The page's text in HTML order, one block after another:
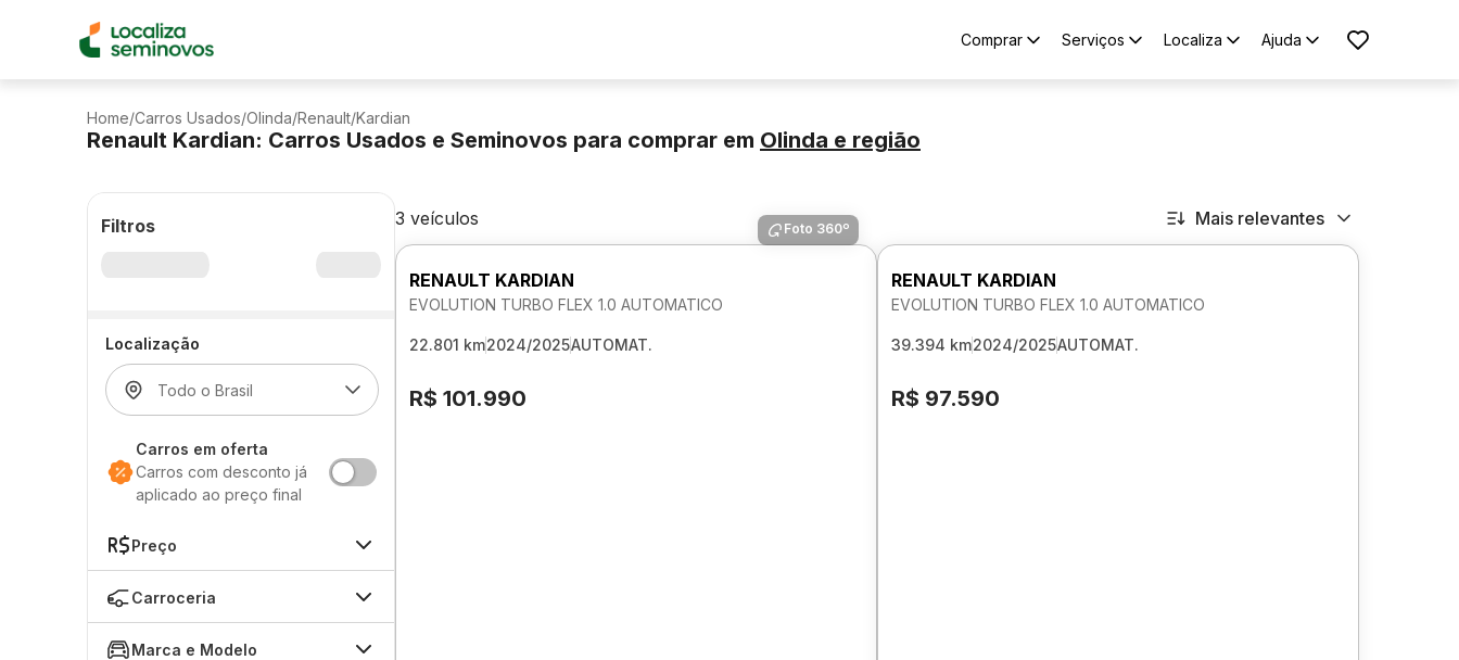
Comprar Serviços Localiza Ajuda
Home/Carros Usados/Olinda/Renault/Kardian
Renault Kardian: Carros Usados e Seminovos para comprar em Olinda e região
Filtros
Localização
Carros em oferta
Carros com desconto já
aplicado ao preço final
Preço
Carroceria
Marca e Modelo
3 veículos Mais relevantes
Foto 360º
RENAULT KARDIAN
EVOLUTION TURBO FLEX 1.0 AUTOMATICO
22.801 km2024/2025AUTOMAT.
R$ 101.990
RENAULT KARDIAN
EVOLUTION TURBO FLEX 1.0 AUTOMATICO
39.394 km2024/2025AUTOMAT.
R$ 97.590